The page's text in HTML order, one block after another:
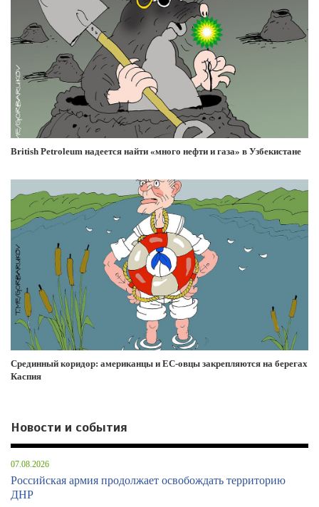
British Petroleum надеется найти «много нефти и газа» в Узбекистане
Срединный коридор: американцы и ЕС-овцы закрепляются на берегах
Каспия
Новости и события
07.08.2026
Российская армия продолжает освобождать территорию
ДНР